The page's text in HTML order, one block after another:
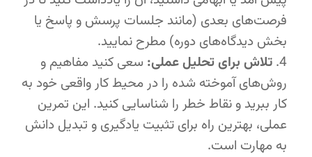
فرصت‌های بعدی (مانند جلسات پرسش و پاسخ یا
بخش دیدگاه‌های دوره) مطرح نمایید.
تلاش برای تحلیل عملی: سعی کنید مفاهیم و
روش‌های آموخته شده را در محیط کار واقعی خود به
کار ببرید و نقاط خطر را شناسایی کنید. این تمرین
عملی، بهترین راه برای تثبیت یادگیری و تبدیل دانش
به مهارت است.